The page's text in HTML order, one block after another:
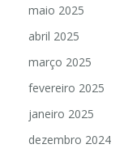
maio 2025
abril 2025
março 2025
fevereiro 2025
janeiro 2025
dezembro 2024